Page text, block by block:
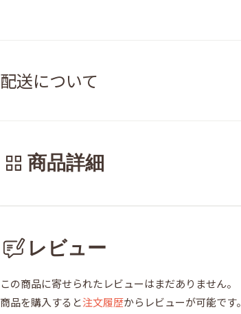
配送について
商品詳細
レビュー
この商品に寄せられたレビューはまだありません。
商品を購入すると注文履歴からレビューが可能です。